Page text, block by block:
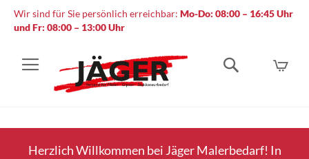
Wir sind für Sie persönlich erreichbar: Mo-Do: 08:00 – 16:45 Uhr
und Fr: 08:00 – 13:00 Uhr
Herzlich Willkommen bei Jäger Malerbedarf! In